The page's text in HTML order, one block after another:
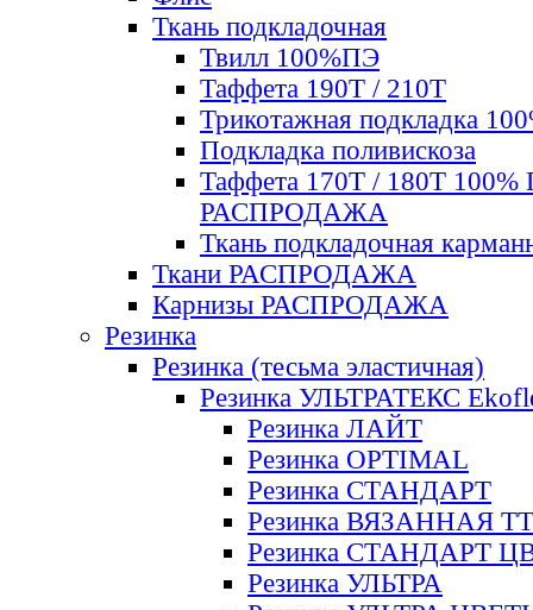
Ткань подкладочная
Твилл 100%ПЭ
Таффета 190Т / 210Т
Трикотажная подкладка
Подкладка поливискоза
Таффета 170Т / 180Т 100%
РАСПРОДАЖА
Ткань подкладочная
Ткани РАСПРОДАЖА
Карнизы РАСПРОДАЖА
Резинка
Резинка (тесьма эластичная)
Резинка УЛЬТРАТЕКС
Резинка ЛАЙТ
Резинка OPTIMAL
Резинка СТАНДАРТ
Резинка ВЯЗАННАЯ ТТ
Резинка СТАНДАРТ
Резинка УЛЬТРА